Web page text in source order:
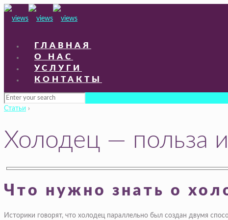
ГЛАВНАЯ
О НАС
УСЛУГИ
КОНТАКТЫ
Статьи ›
Холодец — польза
Что нужно знать о
Историки говорят, что холодец параллельно был создан двумя